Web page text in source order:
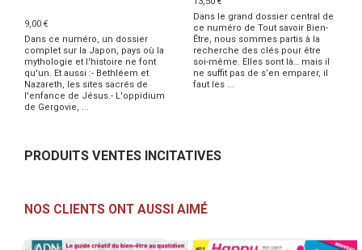
9,00 €
Dans ce numéro, un dossier
complet sur la Japon, pays où la
mythologie et l'histoire ne font
qu'un. Et aussi :- Bethléem et
Nazareth, les sites sacrés de
l'enfance de Jésus.- L'oppidium
de Gergovie, ...
Dans le grand dossier central de
ce numéro de Tout savoir Bien-
Être, nous sommes partis à la
recherche des clés pour être
soi-même. Elles sont là… mais il
ne suffit pas de s’en emparer, il
faut les ...
PRODUITS VENTES INCITATIVES
NOS CLIENTS ONT AUSSI AIMÉ